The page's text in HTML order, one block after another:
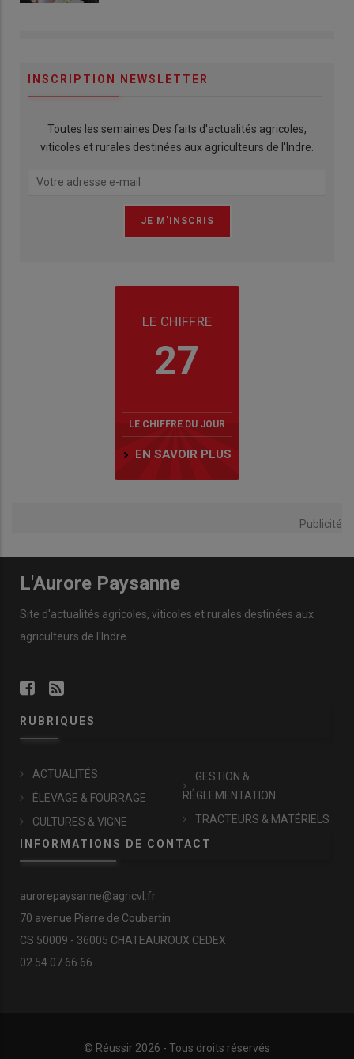
INSCRIPTION NEWSLETTER
Toutes les semaines Des faits d'actualités agricoles,
viticoles et rurales destinées aux agriculteurs de l'Indre.
LE CHIFFRE
27
LE CHIFFRE DU JOUR
EN SAVOIR PLUS
Publicité
L'Aurore Paysanne
Site d'actualités agricoles, viticoles et rurales destinées aux
agriculteurs de l'Indre.
RUBRIQUES
ACTUALITÉS
ÉLEVAGE & FOURRAGE
CULTURES & VIGNE
GESTION &
RÉGLEMENTATION
TRACTEURS & MATÉRIELS
INFORMATIONS DE CONTACT
aurorepaysanne@agricvl.fr
70 avenue Pierre de Coubertin
CS 50009 - 36005 CHATEAUROUX CEDEX
02.54.07.66.66
© Réussir 2026 - Tous droits réservés